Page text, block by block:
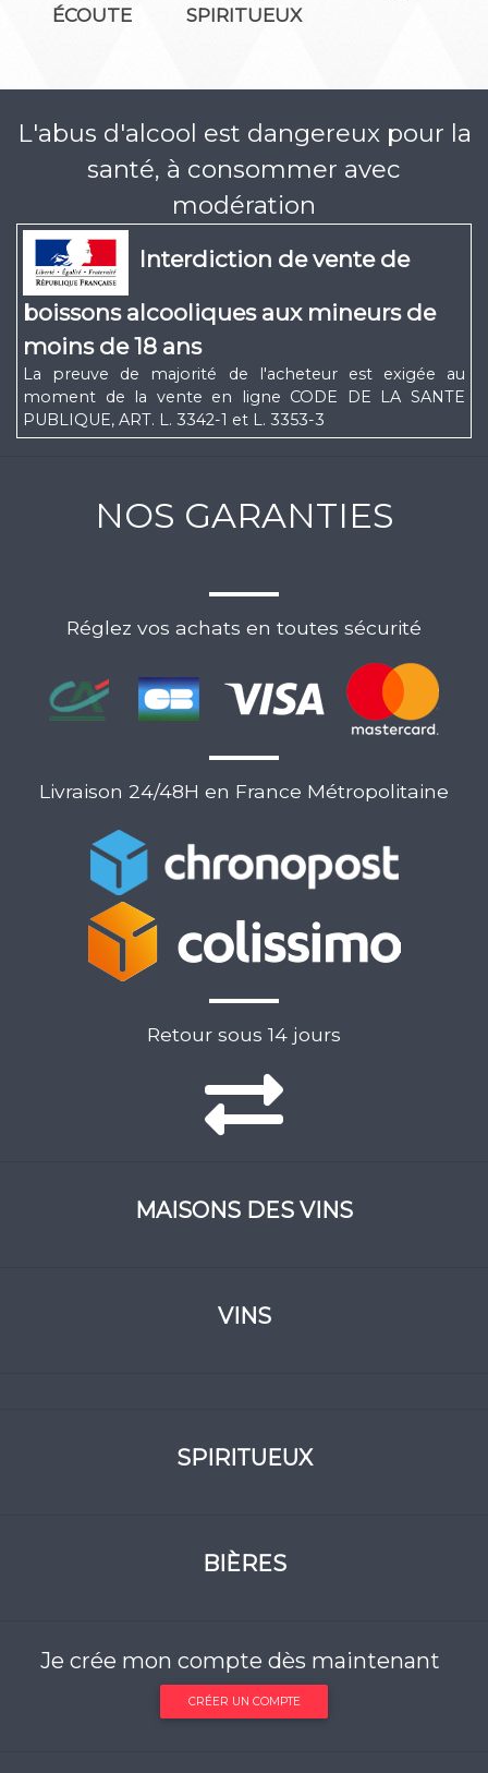
ÉCOUTE
SPIRITUEUX
L'abus d'alcool est dangereux pour la
santé, à consommer avec
modération
Interdiction de vente de
boissons alcooliques aux mineurs de
moins de 18 ans
La preuve de majorité de l'acheteur est exigée au
moment de la vente en ligne CODE DE LA SANTE
PUBLIQUE, ART. L. 3342-1 et L. 3353-3
NOS GARANTIES
Réglez vos achats en toutes sécurité
Livraison 24/48H en France Métropolitaine
Retour sous 14 jours
MAISONS DES VINS
VINS
SPIRITUEUX
BIÈRES
Je crée mon compte dès maintenant
CRÉER UN COMPTE